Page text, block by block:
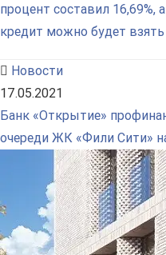
процент составил 16,69%,
кредит можно будет взять
Новости
17.05.2021
Банк «Открытие»
очереди ЖК «Фили Сити»